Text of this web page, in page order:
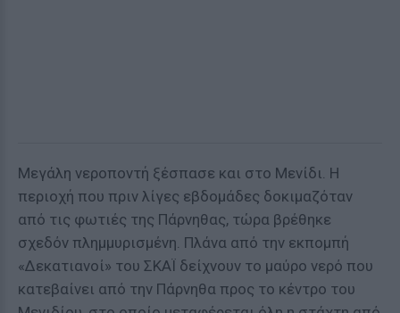
Μεγάλη νεροποντή ξέσπασε και στο Μενίδι. Η
περιοχή που πριν λίγες εβδομάδες δοκιμαζόταν
από τις φωτιές της Πάρνηθας, τώρα βρέθηκε
σχεδόν πλημμυρισμένη. Πλάνα από την εκπομπή
«Δεκατιανοί» του ΣΚΑΪ δείχνουν το μαύρο νερό που
κατεβαίνει από την Πάρνηθα προς το κέντρο του